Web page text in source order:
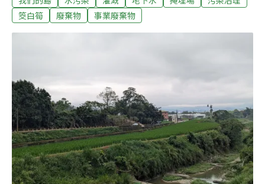
埋量達245萬立方公尺，包括一般廢棄物與一般事業廢棄
用乾淨的地下水來灌溉筍田，有的則會直接引南港溪溪水
灌溉。對他們來說，水質就是作物的命脈。埔里鎮和魚池
鄉的茭白筍田總面積，超過1700公頃，占全台產量九成，
下游的珠仔山社區便是埔里三大產區之一。社區理事長陳
秀鳳直言，「如果茭白筍受到污染，全國居民吃的茭白筍
都會被影響，這不是只有我們地方的事情。」除了茭
筊白筍
廢棄物 事業廢棄物